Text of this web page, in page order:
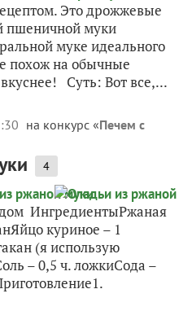
Это дрожжевые
пшеничной муки
муке идеального
похож на обычные
Суть: Вот все,...
на конкурс «Печем с
4
ИнгредиентыРжаная
куриное – 1
(я использую
– 0,5 ч. ложкиСода –